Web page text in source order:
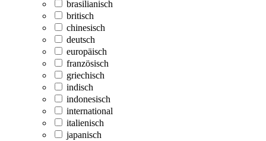
brasilianisch
britisch
chinesisch
deutsch
europäisch
französisch
griechisch
indisch
indonesisch
international
italienisch
japanisch